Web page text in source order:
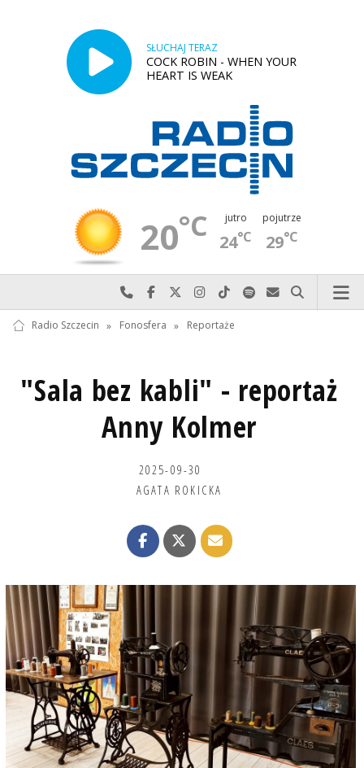
SŁUCHAJ TERAZ
COCK ROBIN - WHEN YOUR
HEART IS WEAK
20°C jutro
24°C
pojutrze
29°C
Najlepiej po prostu do nas zadzwoń
Odwiedź nas na Facebook-u
Odwiedź nas na X
Odwiedź nas na Instagram-ie
Odwiedź nas na TikTok-u
Szukaj nas na Spotify
Wyślij do nas
Szukaj
Radio Szczecin » Fonosfera » Reportaże
"Sala bez kabli" - reportaż
Anny Kolmer
2025-09-30
AGATA ROKICKA